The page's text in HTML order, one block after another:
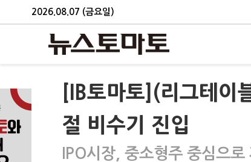
2026.08.07 (금요일)
[IB토마토](리그테
절 비수기 진입
IPO시장, 중소형주 중심으로